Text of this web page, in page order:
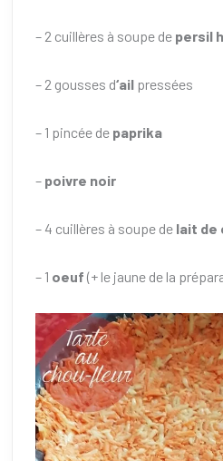
– 2 cuillères à soupe de persil
– 2 gousses d‘ail pressées
– 1 pincée de paprika
– poivre noir
– 4 cuillères à soupe de lait de
– 1 oeuf (+ le jaune de la